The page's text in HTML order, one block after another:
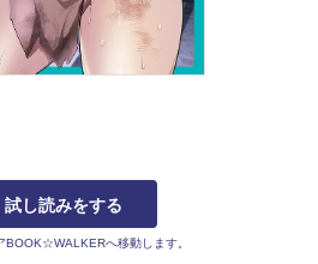
試し読みをする
へ移動します。